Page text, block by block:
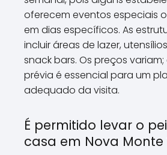
oferecem eventos especiais
em dias específicos. As
incluir áreas de lazer,
snack bars. Os preços
prévia é essencial para um
adequado da visita.
É permitido levar o
casa em Nova Monte